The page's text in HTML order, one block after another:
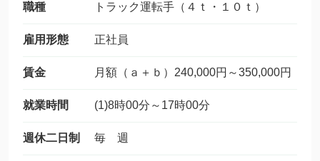
職種 トラック運転手（４ｔ・１０ｔ）
雇用形態 正社員
賃金 月額（ａ＋ｂ）240,000円～350,000円
就業時間 (1)8時00分～17時00分
週休二日制 毎 週